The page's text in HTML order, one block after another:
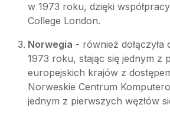
w 1973 roku, dzięki
College London.
Norwegia - również dołączyła
1973 roku, stając się jednym z
europejskich krajów z
Norweskie Centrum
jednym z pierwszych węzłów